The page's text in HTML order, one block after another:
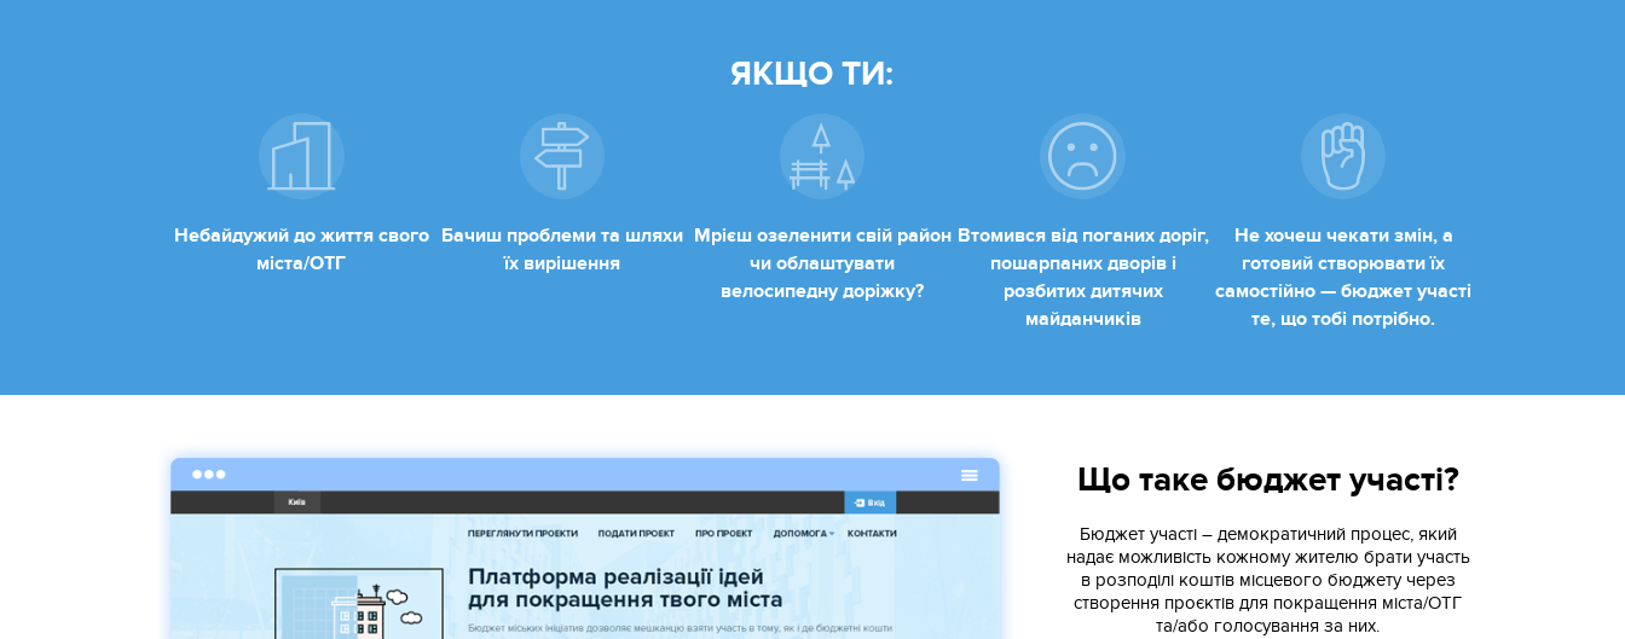
ЯКЩО ТИ:
Небайдужий до життя свого
міста/ОТГ
Бачиш проблеми та шляхи
їх вирішення
Мрієш озеленити свій район
чи облаштувати
велосипедну доріжку?
Втомився від поганих доріг,
пошарпаних дворів і
розбитих дитячих
майданчиків
Не хочеш чекати змін, а
готовий створювати їх
самостійно — бюджет участі
те, що тобі потрібно.
Що таке бюджет участі?
Бюджет участі – демократичний процес, який
надає можливість кожному жителю брати участь
в розподілі коштів місцевого бюджету через
створення проєктів для покращення міста/ОТГ
та/або голосування за них.